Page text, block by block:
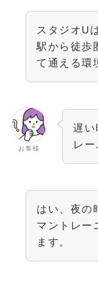
スタジオU
駅から徒歩
て通える環
お客様
遅い
レ
はい、夜の
マントレー
ます。